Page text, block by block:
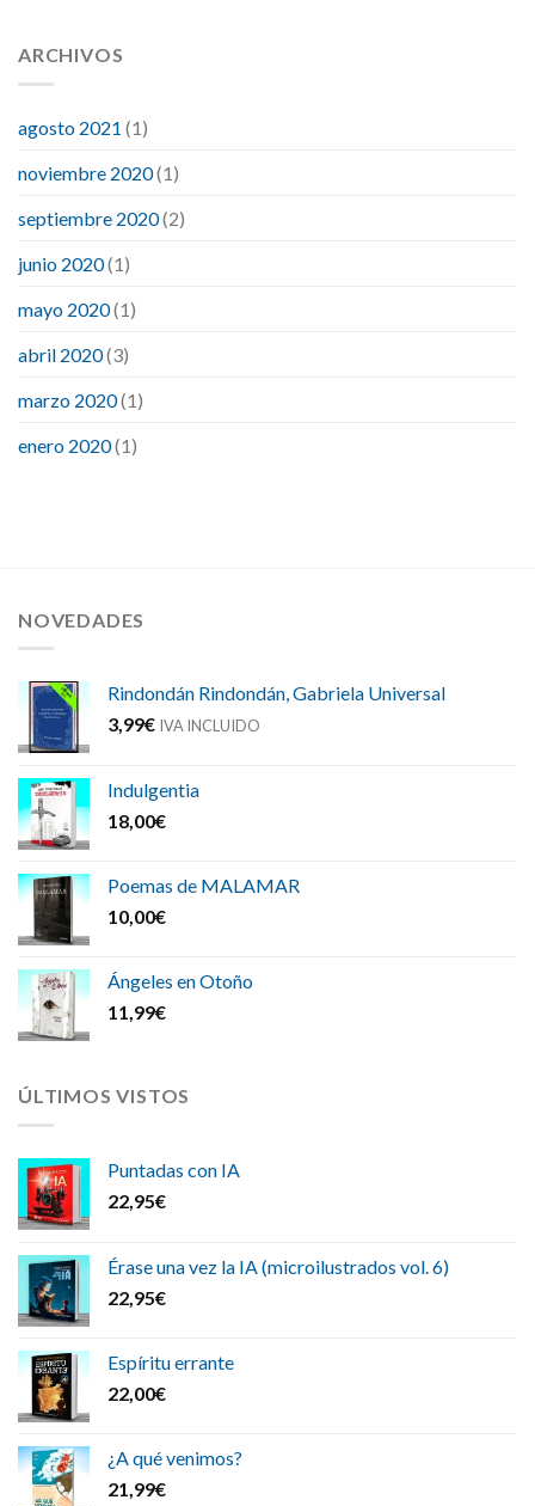
ARCHIVOS
agosto 2021 (1)
noviembre 2020(1)
septiembre 2020(2)
junio 2020(1)
mayo 2020(1)
abril 2020(3)
marzo 2020(1)
enero 2020(1)
NOVEDADES
Rindondán Rindondán, Gabriela Universal
3,99€ IVA INCLUIDO
Indulgentia
18,00€
Poemas de MALAMAR
10,00€
Ángeles en Otoño
11,99€
ÚLTIMOS VISTOS
Puntadas con IA
22,95€
Érase una vez la IA (microilustrados vol. 6)
22,95€
Espíritu errante
22,00€
¿A qué venimos?
21,99€